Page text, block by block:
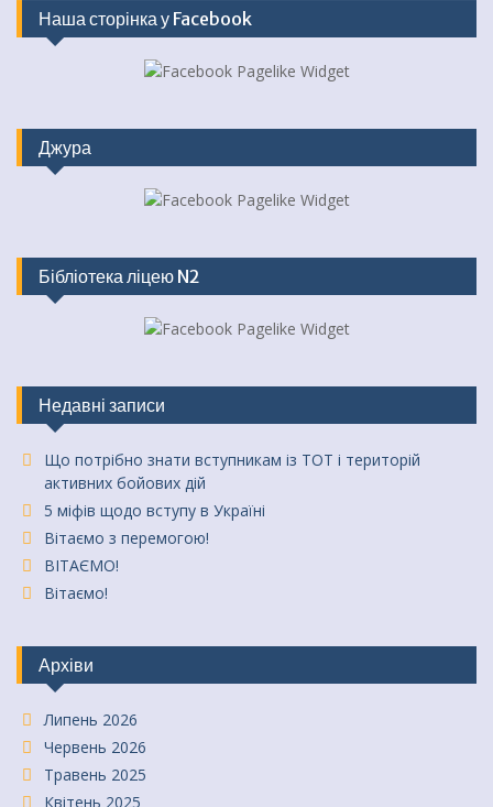
Наша сторінка у Facebook
Джура
Бібліотека ліцею N2
Недавні записи
Що потрібно знати вступникам із ТОТ і територій
активних бойових дій
5 міфів щодо вступу в Україні
Вітаємо з перемогою!
ВІТАЄМО!
Вітаємо!
Архіви
Липень 2026
Червень 2026
Травень 2025
Квітень 2025